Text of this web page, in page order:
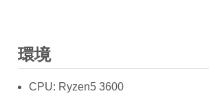
環境
CPU: Ryzen5 3600